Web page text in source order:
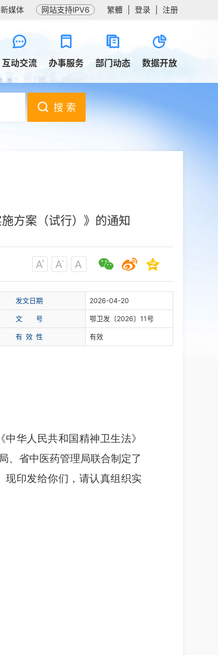
媒体 网站支持IPV6 繁體 登录 注册
互动交流 办事服务 部门动态 数据开放
搜 索
方案（试行）》的通知
发文日期 2026-04-20
文 号 鄂卫发〔2026〕11号
有 效 性 有效
华人民共和国精神卫生法》
、省中医药管理局联合制定了
现印发给你们，请认真组织实